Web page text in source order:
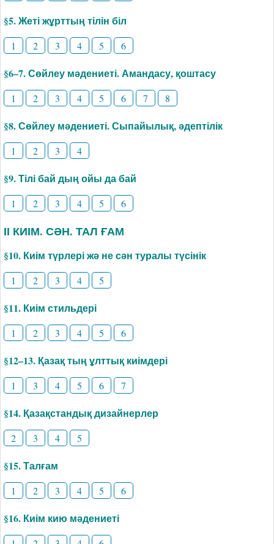
§5. Жеті жұрттың тілін біл
1 2 3 4 5 6
§6–7. Сөйлеу мәдениеті. Амандасу, қоштасу
1 2 3 4 5 6 7 8
§8. Сөйлеу мәдениеті. Сыпайылық, әдептілік
1 2 3 4
§9. Тілі бай дың ойы да бай
1 2 3 4 5 6
ІІ КИІМ. СӘН. ТАЛ ҒАМ
§10. Киім түрлері жә не сән туралы түсінік
1 2 3 4 5
§11. Киім стильдері
1 2 3 4 5 6
§12–13. Қазақ тың ұлттық киімдері
1 3 4 5 6 7
§14. Қазақстандық дизайнерлер
2 3 4 5
§15. Талғам
1 2 3 4 5 6
§16. Киім кию мәдениеті